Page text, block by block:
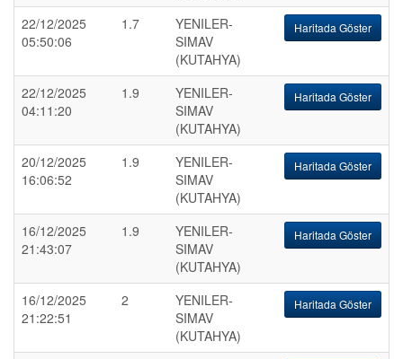
22/12/2025
05:50:06
1.7
YENILER-
SIMAV
(KUTAHYA)
Haritada Göster
22/12/2025
04:11:20
1.9
YENILER-
SIMAV
(KUTAHYA)
Haritada Göster
20/12/2025
16:06:52
1.9
YENILER-
SIMAV
(KUTAHYA)
Haritada Göster
16/12/2025
21:43:07
1.9
YENILER-
SIMAV
(KUTAHYA)
Haritada Göster
16/12/2025
21:22:51
2
YENILER-
SIMAV
(KUTAHYA)
Haritada Göster